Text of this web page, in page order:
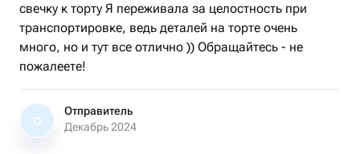
свечку к торту Я переживала за целостность при
транспортировке, ведь деталей на торте очень
много, но и тут все отлично )) Обращайтесь - не
пожалеете!
О
Отправитель
Декабрь 2024